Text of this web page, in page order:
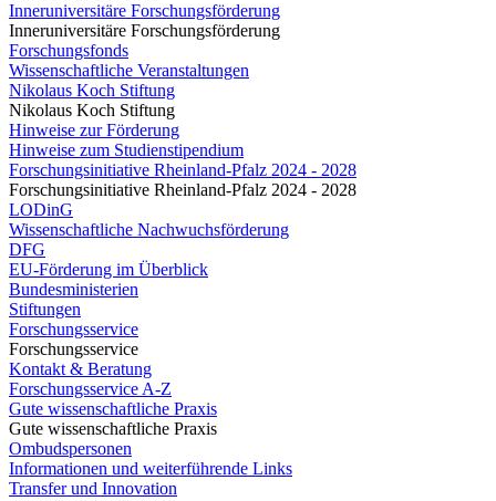
Inneruniversitäre Forschungsförderung
Inneruniversitäre Forschungsförderung
Forschungsfonds
Wissenschaftliche Veranstaltungen
Nikolaus Koch Stiftung
Nikolaus Koch Stiftung
Hinweise zur Förderung
Hinweise zum Studienstipendium
Forschungsinitiative Rheinland-Pfalz 2024 - 2028
Forschungsinitiative Rheinland-Pfalz 2024 - 2028
LODinG
Wissenschaftliche Nachwuchsförderung
DFG
EU-Förderung im Überblick
Bundesministerien
Stiftungen
Forschungsservice
Forschungsservice
Kontakt & Beratung
Forschungsservice A-Z
Gute wissenschaftliche Praxis
Gute wissenschaftliche Praxis
Ombudspersonen
Informationen und weiterführende Links
Transfer und Innovation